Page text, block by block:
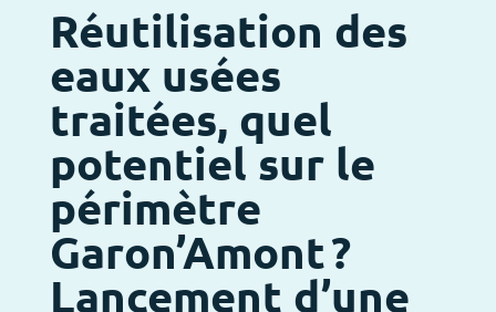
Réutilisation des
eaux usées
traitées, quel
potentiel sur le
périmètre
Garon’Amont ?
Lancement d’une